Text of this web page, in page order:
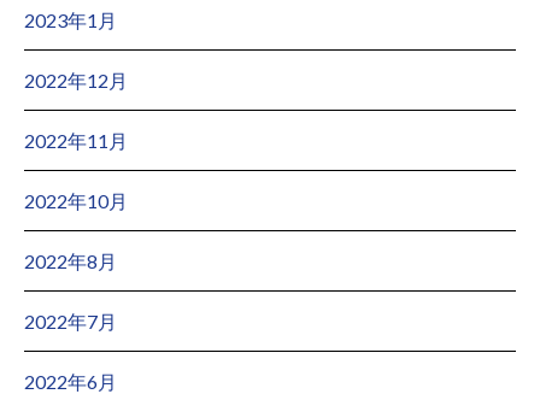
2023年1月
2022年12月
2022年11月
2022年10月
2022年8月
2022年7月
2022年6月